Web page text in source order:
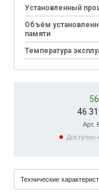
Установленный
Объём
памяти
Температура
46
Арт.
Доступно
Технические